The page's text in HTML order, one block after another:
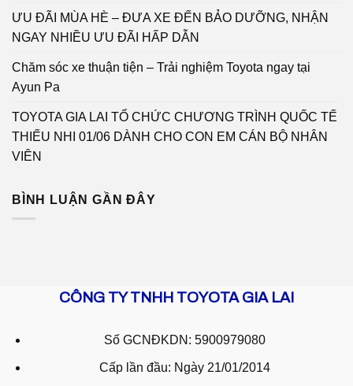
ƯU ĐÃI MÙA HÈ – ĐƯA XE ĐẾN BẢO DƯỠNG, NHẬN
NGAY NHIỀU ƯU ĐÃI HẤP DẪN
Chăm sóc xe thuận tiện – Trải nghiệm Toyota ngay tại
Ayun Pa
TOYOTA GIA LAI TỔ CHỨC CHƯƠNG TRÌNH QUỐC TẾ
THIẾU NHI 01/06 DÀNH CHO CON EM CÁN BỘ NHÂN
VIÊN
BÌNH LUẬN GẦN ĐÂY
CÔNG TY TNHH TOYOTA GIA LAI
Số GCNĐKDN: 5900979080
Cấp lần đầu: Ngày 21/01/2014